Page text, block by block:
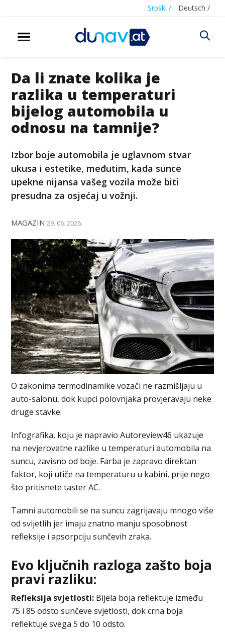
Srpski / Deutsch /
Da li znate kolika je
razlika u temperaturi
bijelog automobila u
odnosu na tamnije?
Izbor boje automobila je uglavnom stvar
ukusa i estetike, međutim, kada sunce
upekne nijansa vašeg vozila može biti
presudna za osjećaj u vožnji.
MAGAZIN 29. 06. 2026.
O zakonima termodinamike vozači ne razmišljaju u
auto-salonu, dok kupci polovnjaka provjeravaju neke
druge stavke.
Infografika, koju je napravio Autoreview46 ukazuje
na nevjerovatne razlike u temperaturi automobila na
suncu, zavisno od boje. Farba je zapravo direktan
faktor, koji utiče na temperaturu u kabini, prije nego
što pritisnete taster AC.
Tamni automobili se na suncu zagrijavaju mnogo više
od svijetlih jer imaju znatno manju sposobnost
refleksije i apsorpciju sunčevih zraka.
Evo ključnih razloga zašto boja
pravi razliku:
Refleksija svjetlosti: Bijela boja reflektuje između
75 i 85 odsto sunčeve svjetlosti, dok crna boja
reflektuje svega 5 do 10 odsto.